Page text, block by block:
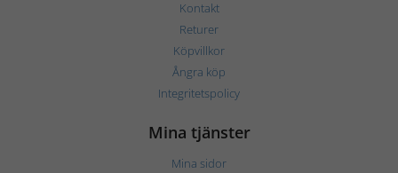
Kontakt
Returer
Köpvillkor
Ångra köp
Integritetspolicy
Mina tjänster
Mina sidor